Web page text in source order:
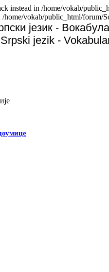
instead in /home/vokab/
vokab/public_html/
језик -
Srpski jezik -